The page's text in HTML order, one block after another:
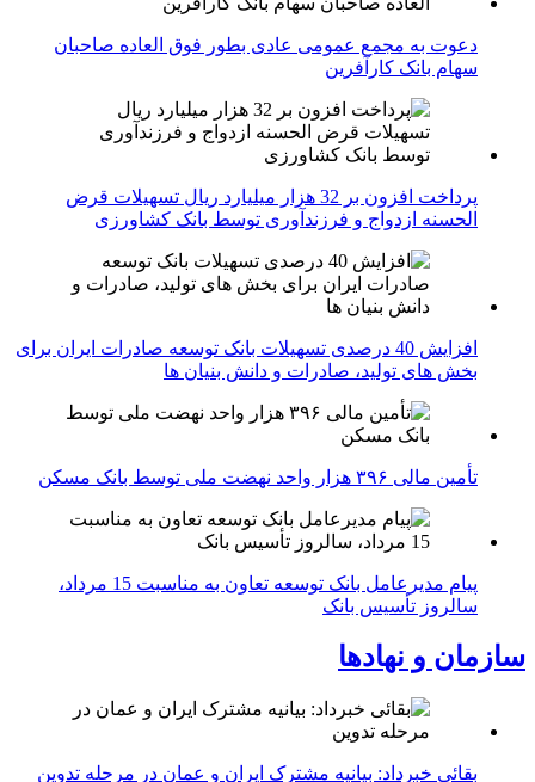
دعوت به مجمع عمومی عادی بطور فوق العاده صاحبان
سهام بانک کارآفرین
پرداخت افزون بر 32 هزار میلیارد ریال تسهیلات قرض
الحسنه ازدواج و فرزندآوری توسط بانک کشاورزی
افزایش 40 درصدی تسهیلات بانک توسعه صادرات ایران برای
بخش های تولید، صادرات و دانش بنیان ها
تأمین مالی ۳۹۶ هزار واحد نهضت ملی توسط بانک مسکن
پیام مدیرعامل بانک توسعه تعاون به مناسبت 15 مرداد،
سالروز تأسیس بانک
سازمان و نهادها
بقائی خبرداد: بیانیه مشترک ایران و عمان در مرحله تدوین